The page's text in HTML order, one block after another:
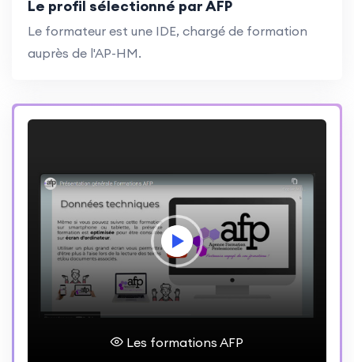
Le profil sélectionné par AFP
Le formateur est une IDE, chargé de formation
auprès de l'AP-HM.
Les formations AFP